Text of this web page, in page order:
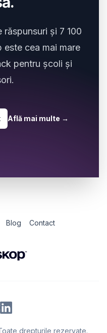
răspunsuri și 7 100
cea mai mare
pentru școli și
Află mai multe →
Blog Contact
drepturile rezervate.